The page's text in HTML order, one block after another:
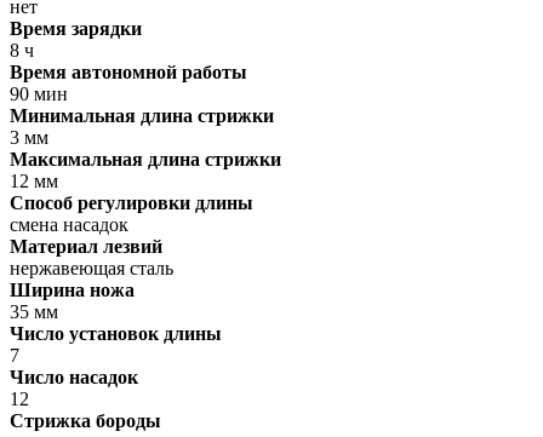
нет
Время зарядки
8 ч
Время автономной работы
90 мин
Минимальная длина стрижки
3 мм
Максимальная длина стрижки
12 мм
Способ регулировки длины
смена насадок
Материал лезвий
нержавеющая сталь
Ширина ножа
35 мм
Число установок длины
7
Число насадок
12
Стрижка бороды